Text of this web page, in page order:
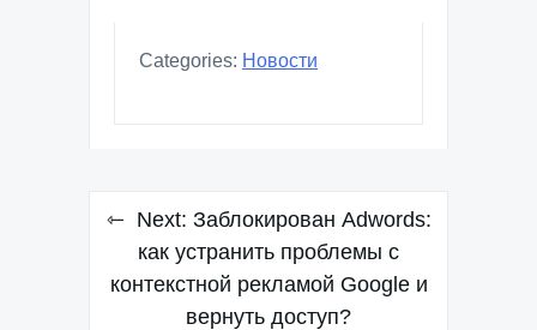
Categories: Новости
Навигация
записям
Next: Заблокирован Adwords:
как устранить проблемы с
контекстной рекламой Google и
вернуть доступ?